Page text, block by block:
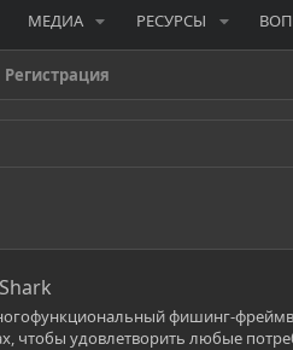
МЕДИА РЕСУРСЫ
Регистрация
фишинг-
чтобы удовлетворить любые